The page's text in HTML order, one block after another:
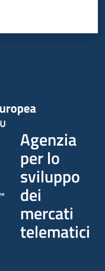
Agenzia
per lo
sviluppo
dei
mercati
telematici